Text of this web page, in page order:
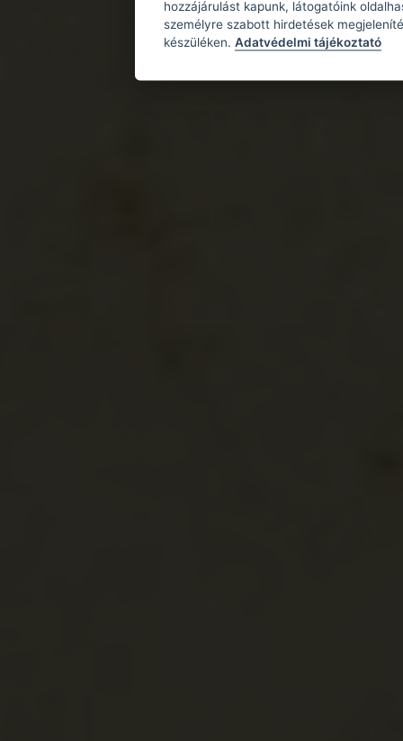
hozzájárulást kapunk, látogatóink
személyre szabott hirdetések
készüléken. Adatvédelmi tájékoztató